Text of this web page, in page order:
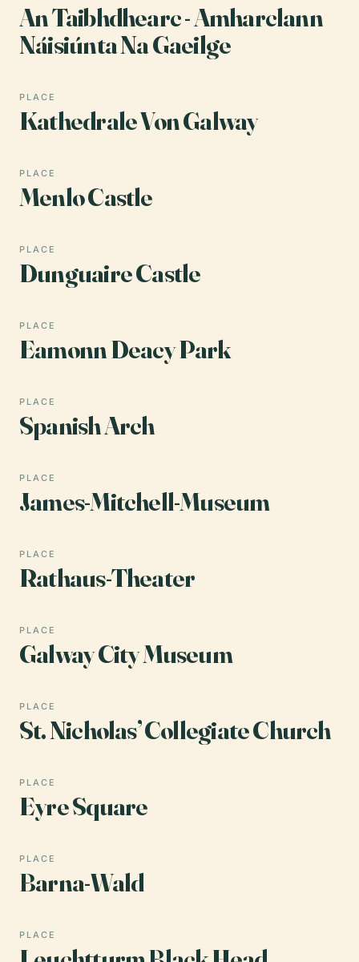
An Taibhdhearc - Amharclann
Náisiúnta Na Gaeilge
PLACE
Kathedrale Von Galway
PLACE
Menlo Castle
PLACE
Dunguaire Castle
PLACE
Eamonn Deacy Park
PLACE
Spanish Arch
PLACE
James-Mitchell-Museum
PLACE
Rathaus-Theater
PLACE
Galway City Museum
PLACE
St. Nicholas’ Collegiate Church
PLACE
Eyre Square
PLACE
Barna-Wald
PLACE